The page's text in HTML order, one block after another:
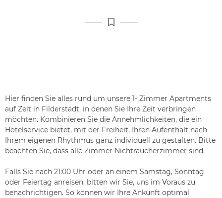
Hier finden Sie alles rund um unsere 1- Zimmer Apartments
auf Zeit in Filderstadt, in denen Sie Ihre Zeit verbringen
möchten. Kombinieren Sie die Annehmlichkeiten, die ein
Hotelservice bietet, mit der Freiheit, Ihren Aufenthalt nach
Ihrem eigenen Rhythmus ganz individuell zu gestalten. Bitte
beachten Sie, dass alle Zimmer Nichtraucherzimmer sind.
Falls Sie nach 21:00 Uhr oder an einem Samstag, Sonntag
oder Feiertag anreisen, bitten wir Sie, uns im Voraus zu
benachrichtigen. So können wir Ihre Ankunft optimal